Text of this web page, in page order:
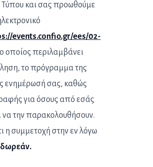
Τύπου και σας προωθούμε
events.confio.gr/ees/02-
οποίος περιλαμβάνει
το πρόγραμμα της
ενημέρωσή σας, καθώς
για όσους από εσάς
να την παρακολουθήσουν.
η συμμετοχή στην εν λόγω
δωρεάν.